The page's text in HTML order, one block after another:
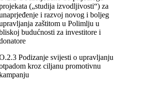
(„studija izvodljivosti“) za
i razvoj novog i boljeg
zaštitom u Polimlju u
budućnosti za investitore i
Podizanje svijesti o upravljanju
kroz ciljanu promotivnu